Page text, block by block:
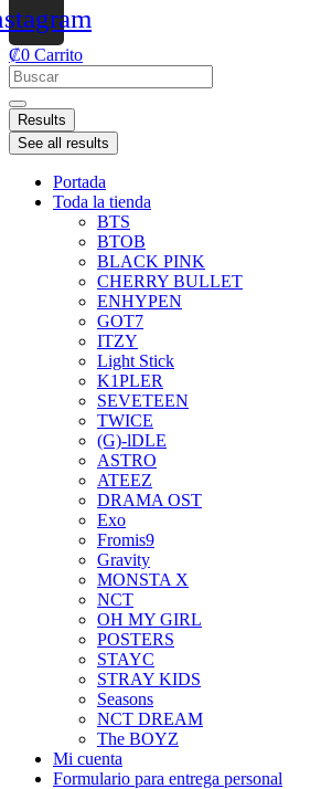
₡0 Carrito
Results
See all results
Portada
Toda la tienda
BTS
BTOB
BLACK PINK
CHERRY BULLET
ENHYPEN
GOT7
ITZY
Light Stick
K1PLER
SEVETEEN
TWICE
(G)-lDLE
ASTRO
ATEEZ
DRAMA OST
Exo
Fromis9
Gravity
MONSTA X
NCT
OH MY GIRL
POSTERS
STAYC
STRAY KIDS
Seasons
NCT DREAM
The BOYZ
Mi cuenta
Formulario para entrega personal